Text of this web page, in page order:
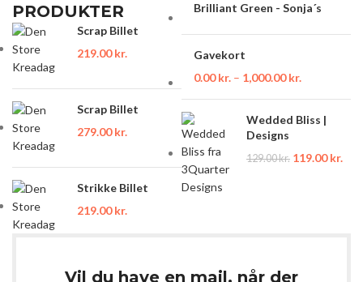
PRODUKTER
Scrap Billet
219.00kr.
Scrap Billet
279.00kr.
Strikke Billet
219.00kr.
Brilliant Green - Sonja´s
Gavekort
0.00kr. – 1,000.00kr.
Wedded Bliss |
Designs
129.00kr. 119.00kr.
Vil du have en mail, når der